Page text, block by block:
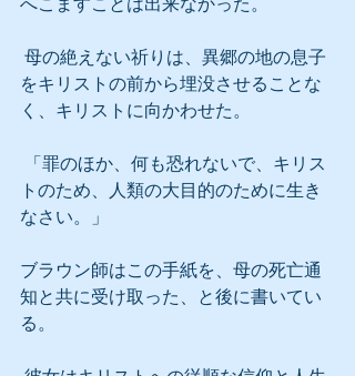
へこますことは出来なかった。
をキリストの前から埋没させることな
く、キリストに向かわせた。
トのため、人類の大目的のために生き
なさい。」
ブラウン師はこの手紙を、母の死亡通
知と共に受け取った、と後に書いてい
る。